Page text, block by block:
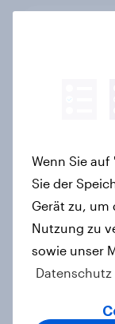
Artikel
Bosch hat
Neues
Artikel
Die
Wenn Sie
Sie der
Gerät zu, um
Nutzung zu
sowie unser